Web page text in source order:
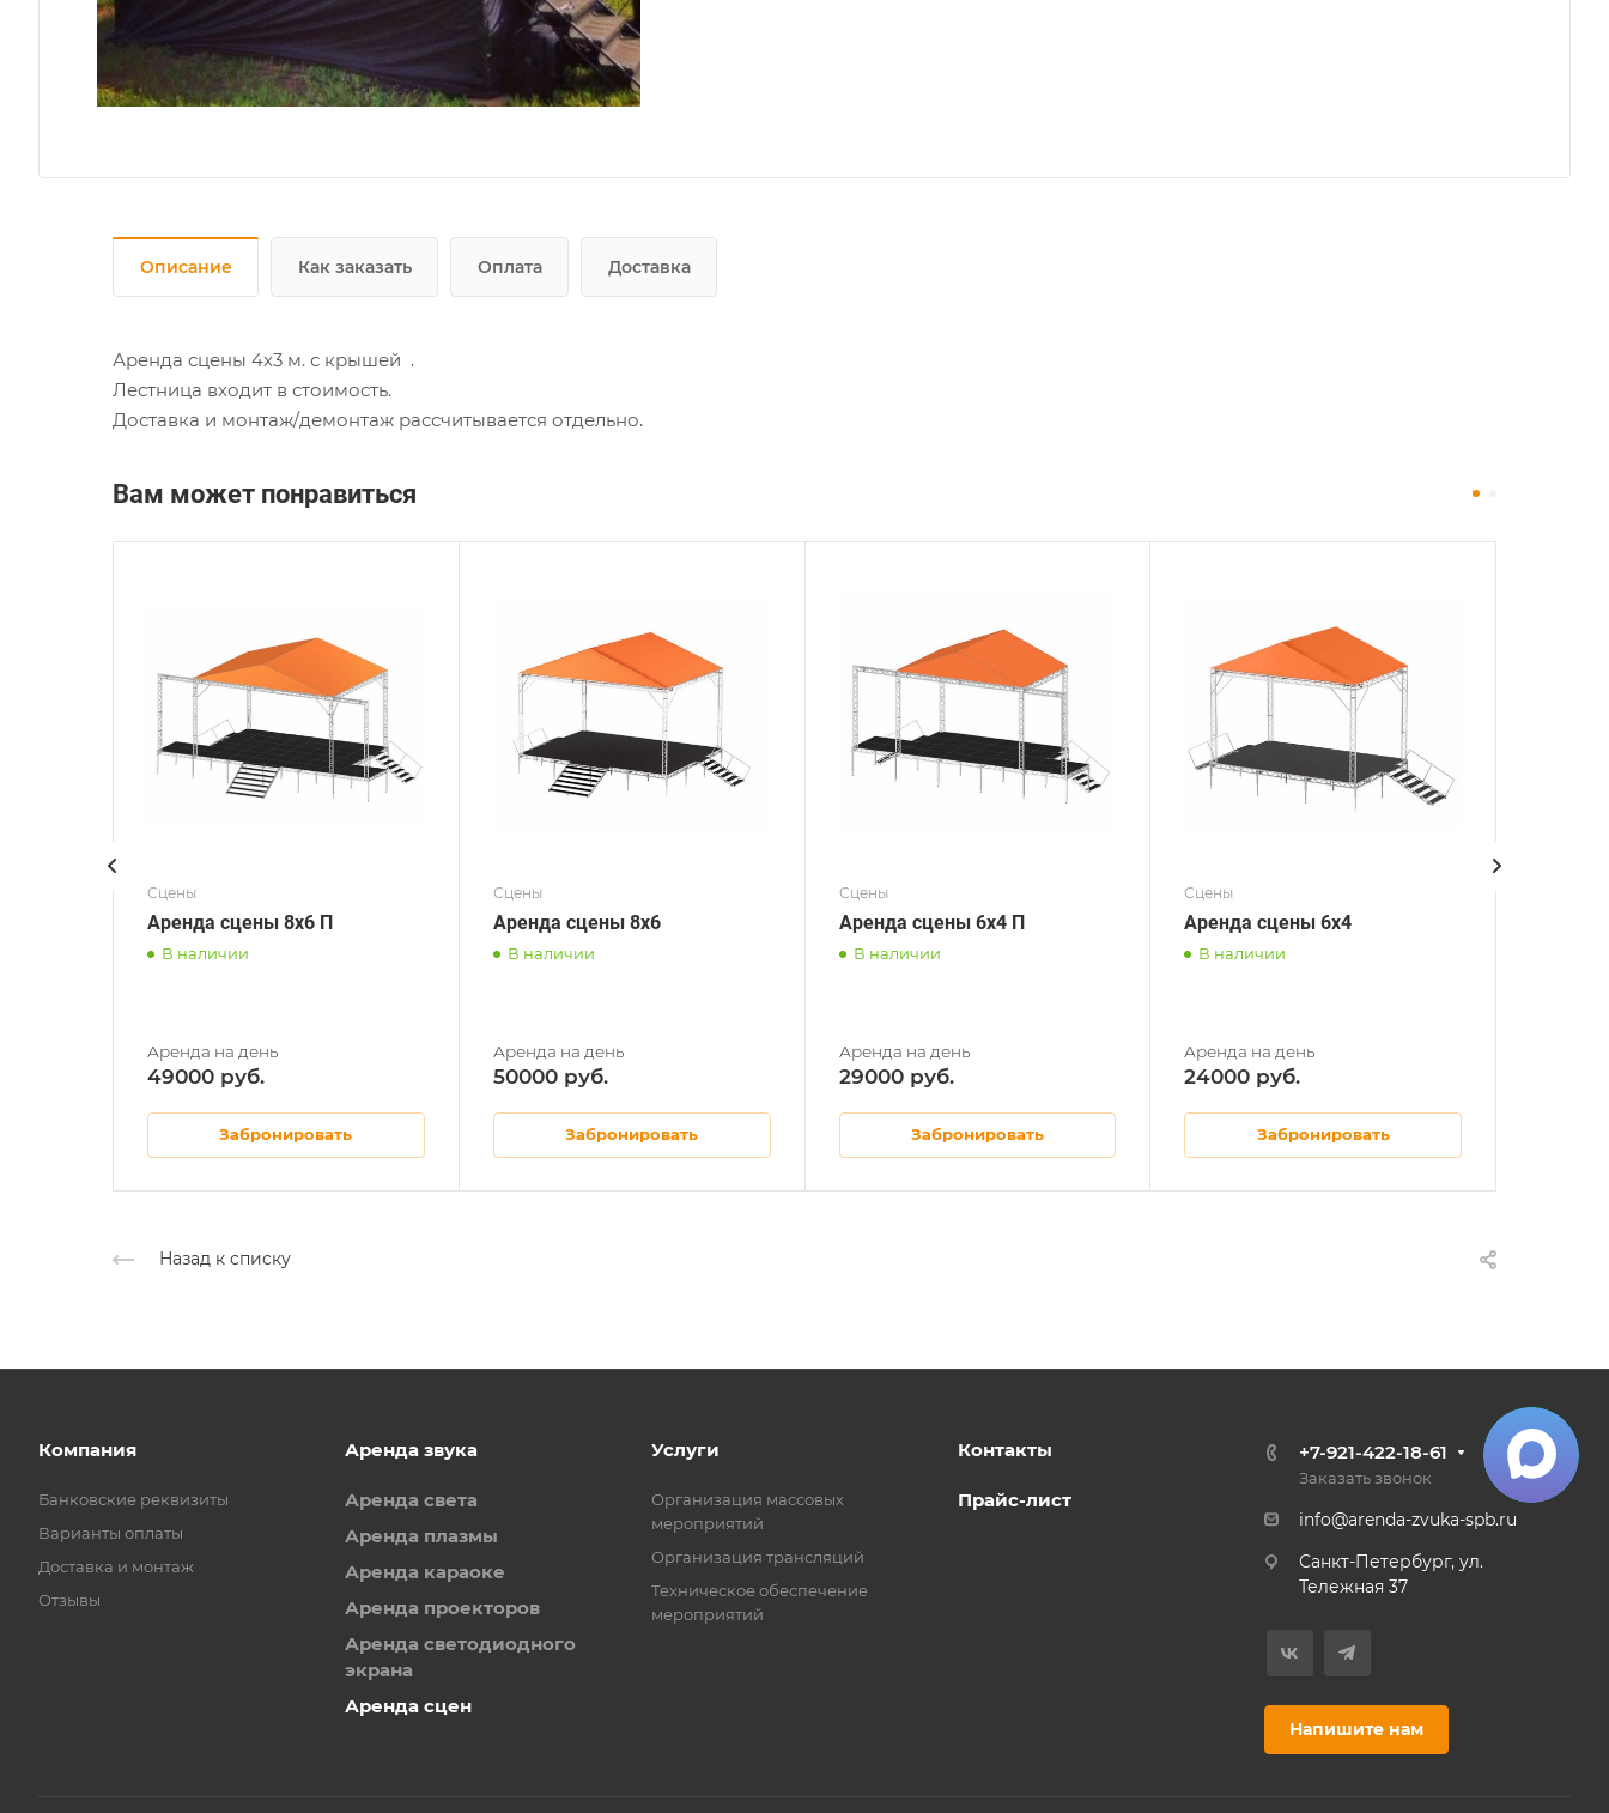
Описание Как заказать Оплата Доставка
Аренда сцены 4x3 м. с крышей .
Лестница входит в стоимость.
Доставка и монтаж/демонтаж рассчитывается отдельно.
Вам может понравиться
Сцены
Аренда сцены 8x6 П
В наличии
49000
Забронировать
Сцены
Аренда сцены 8x6
В наличии
50000
Забронировать
Сцены
Аренда сцены 6x4 П
В наличии
29000
Забронировать
Сцены
Аренда сцены 6x4
В наличии
24000
Забронировать
Назад к списку
Компания
Банковские реквизиты
Варианты оплаты
Доставка и монтаж
Отзывы
Аренда звука
Аренда света
Аренда плазмы
Аренда караоке
Аренда проекторов
Аренда светодиодного
экрана
Аренда сцен
Услуги
Организация массовых
мероприятий
Организация трансляций
Техническое обеспечение
мероприятий
Контакты
Прайс-лист
+7-921-422-18-61
Заказать звонок
info@arenda-zvuka-spb.ru
Санкт-Петербург, ул.
Тележная 37
Напишите нам